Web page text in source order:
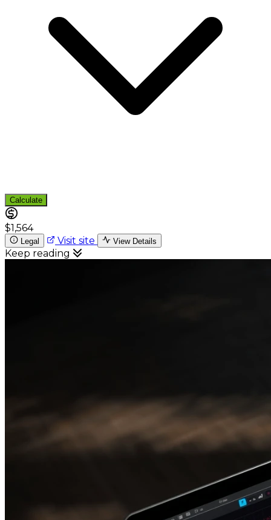
Calculate
$1,564
Legal Visit site View Details
Keep reading